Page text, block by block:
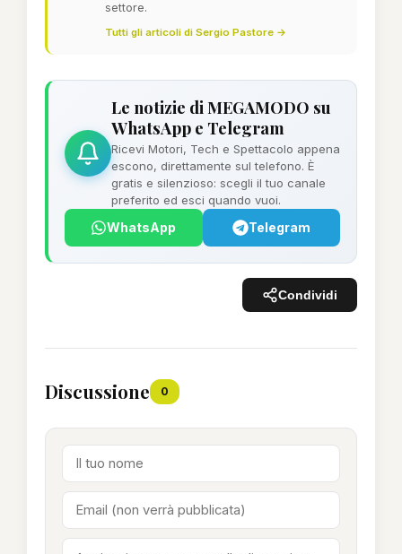
settore.
Tutti gli articoli di Sergio Pastore →
Le notizie di MEGAMODO su
WhatsApp e Telegram
Ricevi Motori, Tech e Spettacolo appena
escono, direttamente sul telefono. È
gratis e silenzioso: scegli il tuo canale
preferito ed esci quando vuoi.
WhatsApp Telegram
Condividi
Discussione 0